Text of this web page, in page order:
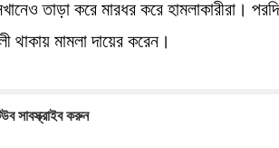
তাড়া করে মারধর করে হামলাকারীরা।
থাকায় মামলা দায়ের করেন।
সাবস্ক্রাইব করুন